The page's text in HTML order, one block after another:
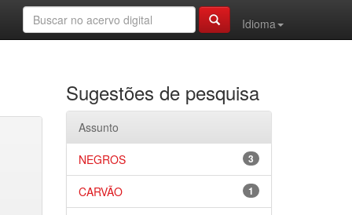
Idioma
Sugestões de pesquisa
Assunto
3
NEGROS
1
CARVÃO